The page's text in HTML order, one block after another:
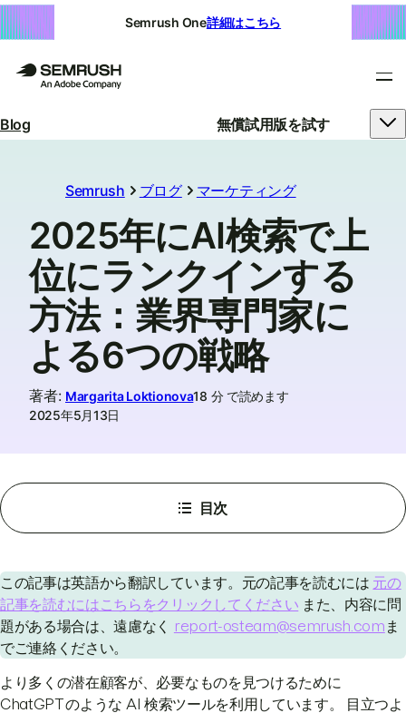
Semrush One詳細はこちら
Blog 無償試用版を試す
Semrush ブログ マーケティング
2025年にAI検索で上
位にランクインする
方法：業界専門家に
よる6つの戦略
著者: Margarita Loktionova18 分 で読めます
2025年5月13日
目次
この記事は英語から翻訳しています。元の記事を読むには 元の
記事を読むにはこちらをクリックしてください また、内容に問
題がある場合は、遠慮なく
report-osteam@semrush.com ま
でご連絡ください。
より多くの潜在顧客が、必要なものを見つけるために
ChatGPT のような AI 検索ツールを利用しています。 目立つよ